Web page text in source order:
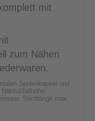
mit
zum Nähen
Spulenkapsel und
Stichlänge max.